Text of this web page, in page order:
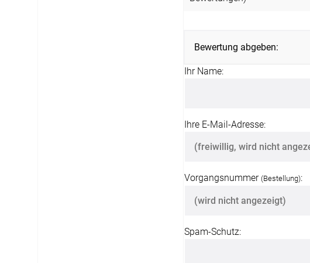
Impressum
Datenschutz
Zahlarten
Bewertung abgeben:
Ihr Name:
Ihre E-Mail-Adresse:
Vorgangsnummer (Bestellung):
Spam-Schutz: